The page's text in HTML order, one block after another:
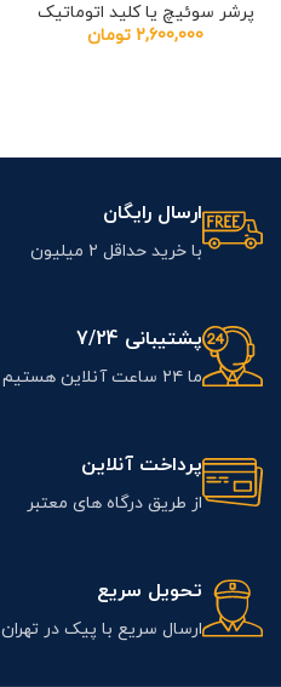
پرشر سوئیچ یا کلید اتوماتیک
2,600,000 تومان
ارسال رایگان
با خرید حداقل ۲ میلیون
پشتیبانی 7/24
ما ۲۴ ساعت آنلاین هستیم
پرداخت آنلاین
از طریق درگاه های معتبر
تحویل سریع
ارسال سریع با پیک در تهران